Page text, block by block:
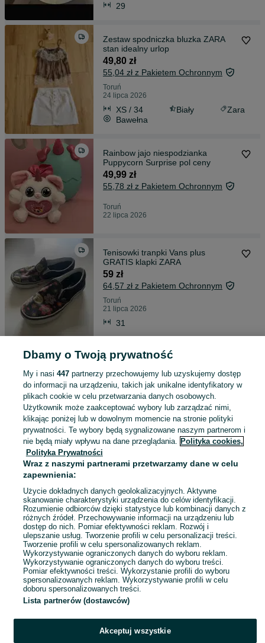
29
Zestaw spodniczka bluzka ZARA
stan idealny urlop
49,80 zł
55,04 zł z Pakietem Ochronnym
Toruń
24 lipca 2026
XS / 34 Biały
Zara
Bawełna
Rainbow jajo niespodzianka
Puppycorn Surprise pol ceny
49,99 zł
55,78 zł z Pakietem Ochronnym
Toruń
22 lipca 2026
Tenisowki tranpki Vans plus
GRATIS klapki ZARA
59 zł
64,57 zł z Pakietem Ochronnym
Toruń
21 lipca 2026
31
Stebrne sandaly r 32 stan bdb
52,15 zł z Pakietem Ochronnym
Toruń
21 lipca 2026
32
54,80 zł
Toruń
21 lipca 2026
1 2 3
Dbamy o Twoją prywatność
My i nasi 447partnerzy przechowujemy lub uzyskujemy dostęp
do informacji na urządzeniu, takich jak unikalne identyfikatory w
plikach cookie w celu przetwarzania danych osobowych.
Użytkownik może zaakceptować wybory lub zarządzać nimi,
klikając poniżej lub w dowolnym momencie na stronie polityki
prywatności. Te wybory będą sygnalizowane naszym partnerom i
nie będą miały wpływu na dane przeglądania. Polityka cookies,
Polityka Prywatności
Wraz z naszymi partnerami przetwarzamy dane w celu
zapewnienia:
Użycie dokładnych danych geolokalizacyjnych. Aktywne
skanowanie charakterystyki urządzenia do celów identyfikacji.
Rozumienie odbiorców dzięki statystyce lub kombinacji danych z
różnych źródeł. Przechowywanie informacji na urządzeniu lub
dostęp do nich. Pomiar efektywności reklam. Rozwój i
ulepszanie usług. Tworzenie profili w celu personalizacji treści.
Tworzenie profili w celu spersonalizowanych reklam.
Wykorzystywanie ograniczonych danych do wyboru reklam.
Wykorzystywanie ograniczonych danych do wyboru treści.
Pomiar efektywności treści. Wykorzystanie profili do wyboru
spersonalizowanych reklam. Wykorzystywanie profili w celu
doboru spersonalizowanych treści.
Lista partnerów (dostawców)
Akceptuj wszystkie